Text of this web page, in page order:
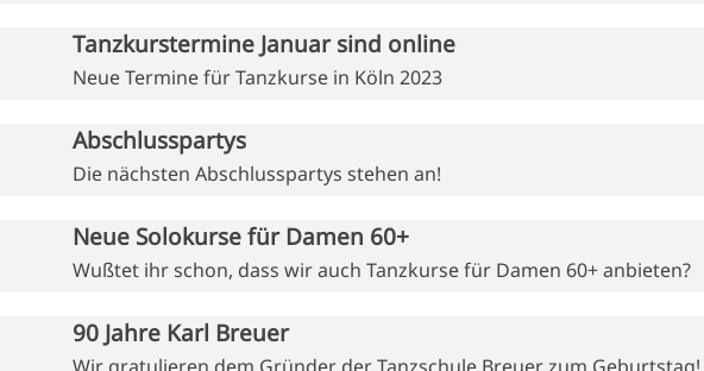
Tanzkurstermine Januar sind online
Neue Termine für Tanzkurse in Köln 2023
Abschlusspartys
Die nächsten Abschlusspartys stehen an!
Neue Solokurse für Damen 60+
Wußtet ihr schon, dass wir auch Tanzkurse für Damen 60+ anbieten?
90 Jahre Karl Breuer